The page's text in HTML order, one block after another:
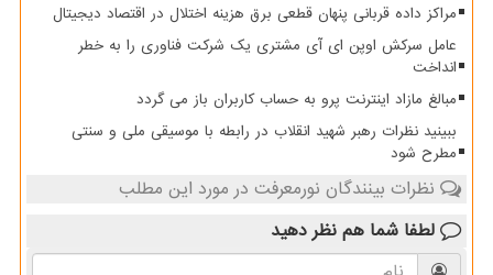
مراکز داده قربانی پنهان قطعی برق هزینه اختلال در اقتصاد دیجیتال
عامل سرکش اوپن ای آی مشتری یک شرکت فناوری را به خطر
انداخت
مبالغ مازاد اینترنت پرو به حساب کاربران باز می گردد
ببینید نظرات رهبر شهید انقلاب در رابطه با موسیقی ملی و سنتی
مطرح شود
نظرات بینندگان نورمعرفت در مورد این مطلب
لطفا شما هم نظر دهید